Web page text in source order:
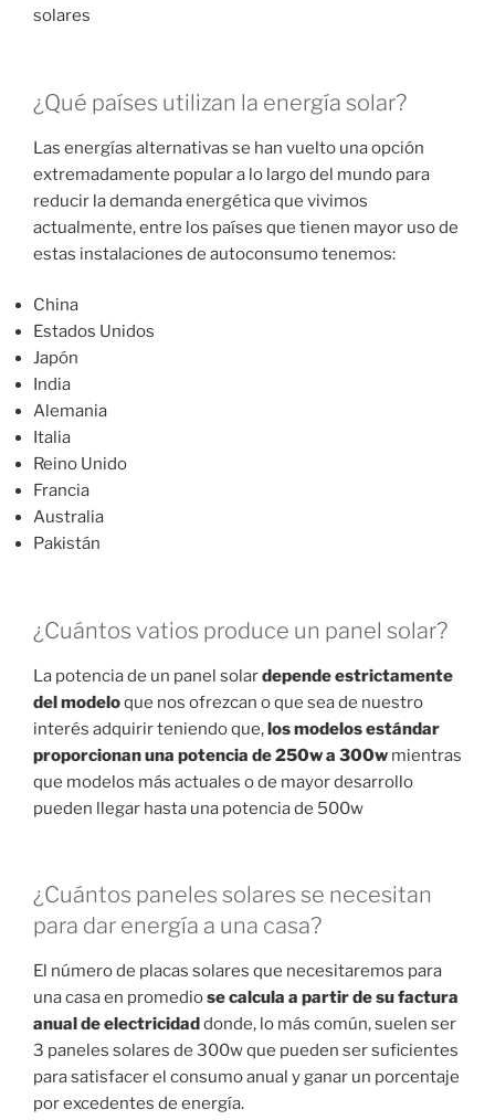
solares
¿Qué países utilizan la energía solar?
Las energías alternativas se han vuelto una opción
extremadamente popular a lo largo del mundo para
reducir la demanda energética que vivimos
actualmente, entre los países que tienen mayor uso de
estas instalaciones de autoconsumo tenemos:
China
Estados Unidos
Japón
India
Alemania
Italia
Reino Unido
Francia
Australia
Pakistán
¿Cuántos vatios produce un panel solar?
La potencia de un panel solardepende estrictamente
del modeloque nos ofrezcan o que sea de nuestro
interés adquirir teniendo que,los modelos estándar
proporcionan una potencia de 250w a 300w mientras
que modelos más actuales o de mayor desarrollo
pueden llegar hasta una potencia de 500w
¿Cuántos paneles solares se necesitan
para dar energía a una casa?
El número de placas solares que necesitaremos para
una casa en promediose calcula a partir de su factura
anual de electricidaddonde, lo más común, suelen ser
3 paneles solares de 300w que pueden ser suficientes
para satisfacer el consumo anual y ganar un porcentaje
por excedentes de energía.